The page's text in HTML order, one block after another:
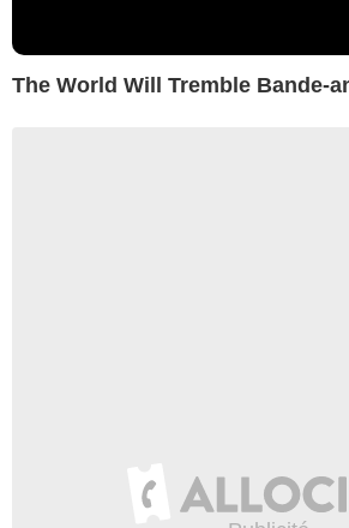
The World Will Tremble Bande-